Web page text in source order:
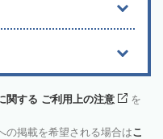
関する ご利用上の注意
を
の掲載を希望される場合はこ